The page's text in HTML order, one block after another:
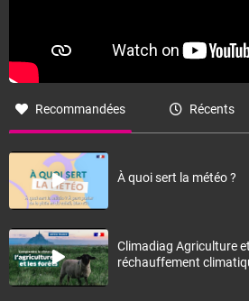
Recommandées Récents
À quoi sert la météo ?
Climadiag Agriculture
réchauffement